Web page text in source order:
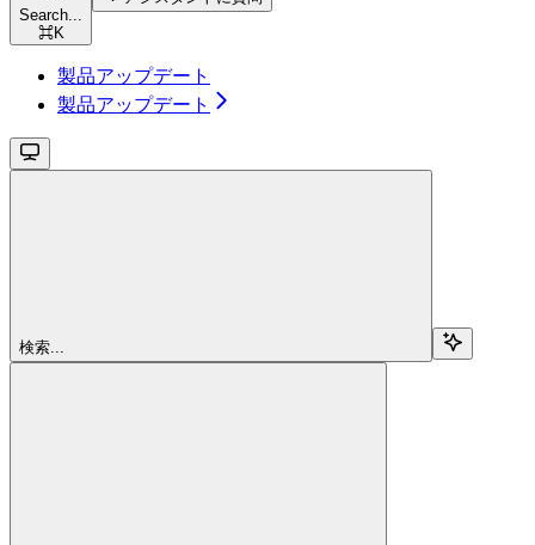
Search...
⌘K
製品アップデート
製品アップデート
検索...